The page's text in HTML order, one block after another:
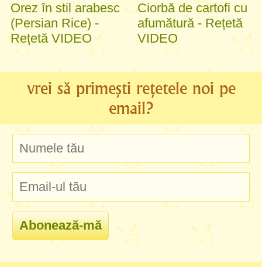
Orez în stil arabesc
(Persian Rice) -
Rețetă VIDEO
Ciorbă de cartofi cu
afumătură - Rețetă
VIDEO
vrei să primești rețetele noi pe
email?